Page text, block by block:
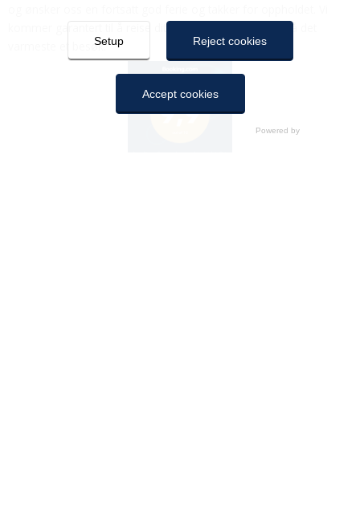
kommer garantert til å reise dit igjen og kan anbefale på det
varmeste et besøk.Setup Reject cookies
Accept cookies